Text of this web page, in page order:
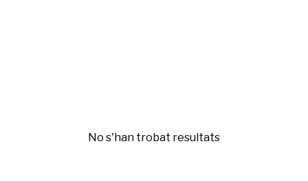
No s'han trobat resultats